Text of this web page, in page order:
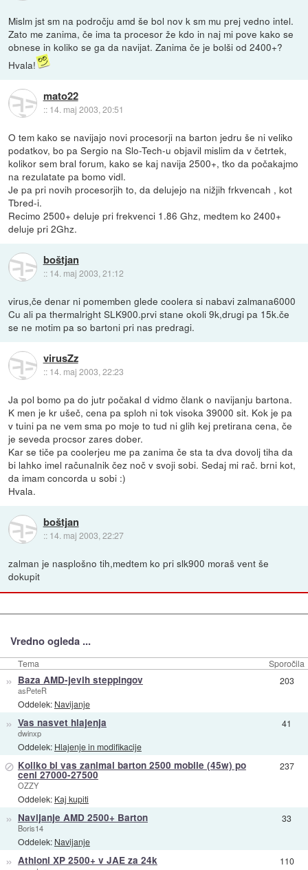
Mislm jst sm na področju amd še bol nov k sm mu prej vedno intel.
Zato me zanima, če ima ta procesor že kdo in naj mi pove kako se
obnese in koliko se ga da navijat. Zanima če je bolši od 2400+?
Hvala!
mato22
:: 14. maj 2003, 20:51
O tem kako se navijajo novi procesorji na barton jedru še ni veliko
podatkov, bo pa Sergio na Slo-Tech-u objavil mislim da v četrtek,
kolikor sem bral forum, kako se kaj navija 2500+, tko da počakajmo
na rezulatate pa bomo vidl.
Je pa pri novih procesorjih to, da delujejo na nižjih frkvencah , kot
Tbred-i.
Recimo 2500+ deluje pri frekvenci 1.86 Ghz, medtem ko 2400+
deluje pri 2Ghz.
boštjan
:: 14. maj 2003, 21:12
virus,če denar ni pomemben glede coolera si nabavi zalmana6000
Cu ali pa thermalright SLK900.prvi stane okoli 9k,drugi pa 15k.če
se ne motim pa so bartoni pri nas predragi.
virusZz
:: 14. maj 2003, 22:23
Ja pol bomo pa do jutr počakal d vidmo člank o navijanju bartona.
K men je kr ušeč, cena pa sploh ni tok visoka 39000 sit. Kok je pa
v tuini pa ne vem sma po moje to tud ni glih kej pretirana cena, če
je seveda procsor zares dober.
Kar se tiče pa coolerjeu me pa zanima če sta ta dva dovolj tiha da
bi lahko imel računalnik čez noč v svoji sobi. Sedaj mi rač. brni kot,
da imam concorda u sobi :)
Hvala.
boštjan
:: 14. maj 2003, 22:27
zalman je nasplošno tih,medtem ko pri slk900 moraš vent še
dokupit
Vredno ogleda ...
Tema Sporočila
» Baza AMD-jevih steppingov
asPeteR
Oddelek: Navijanje
203
» Vas nasvet hlajenja
dwinxp
Oddelek: Hlajenje in modifikacije
41
⊘ Koliko bi vas zanimal barton 2500 mobile (45w) po
ceni 27000-27500
OZZY
Oddelek: Kaj kupiti
237
» Navijanje AMD 2500+ Barton
Boris14
Oddelek: Navijanje
33
» Athloni XP 2500+ v JAE za 24k 110